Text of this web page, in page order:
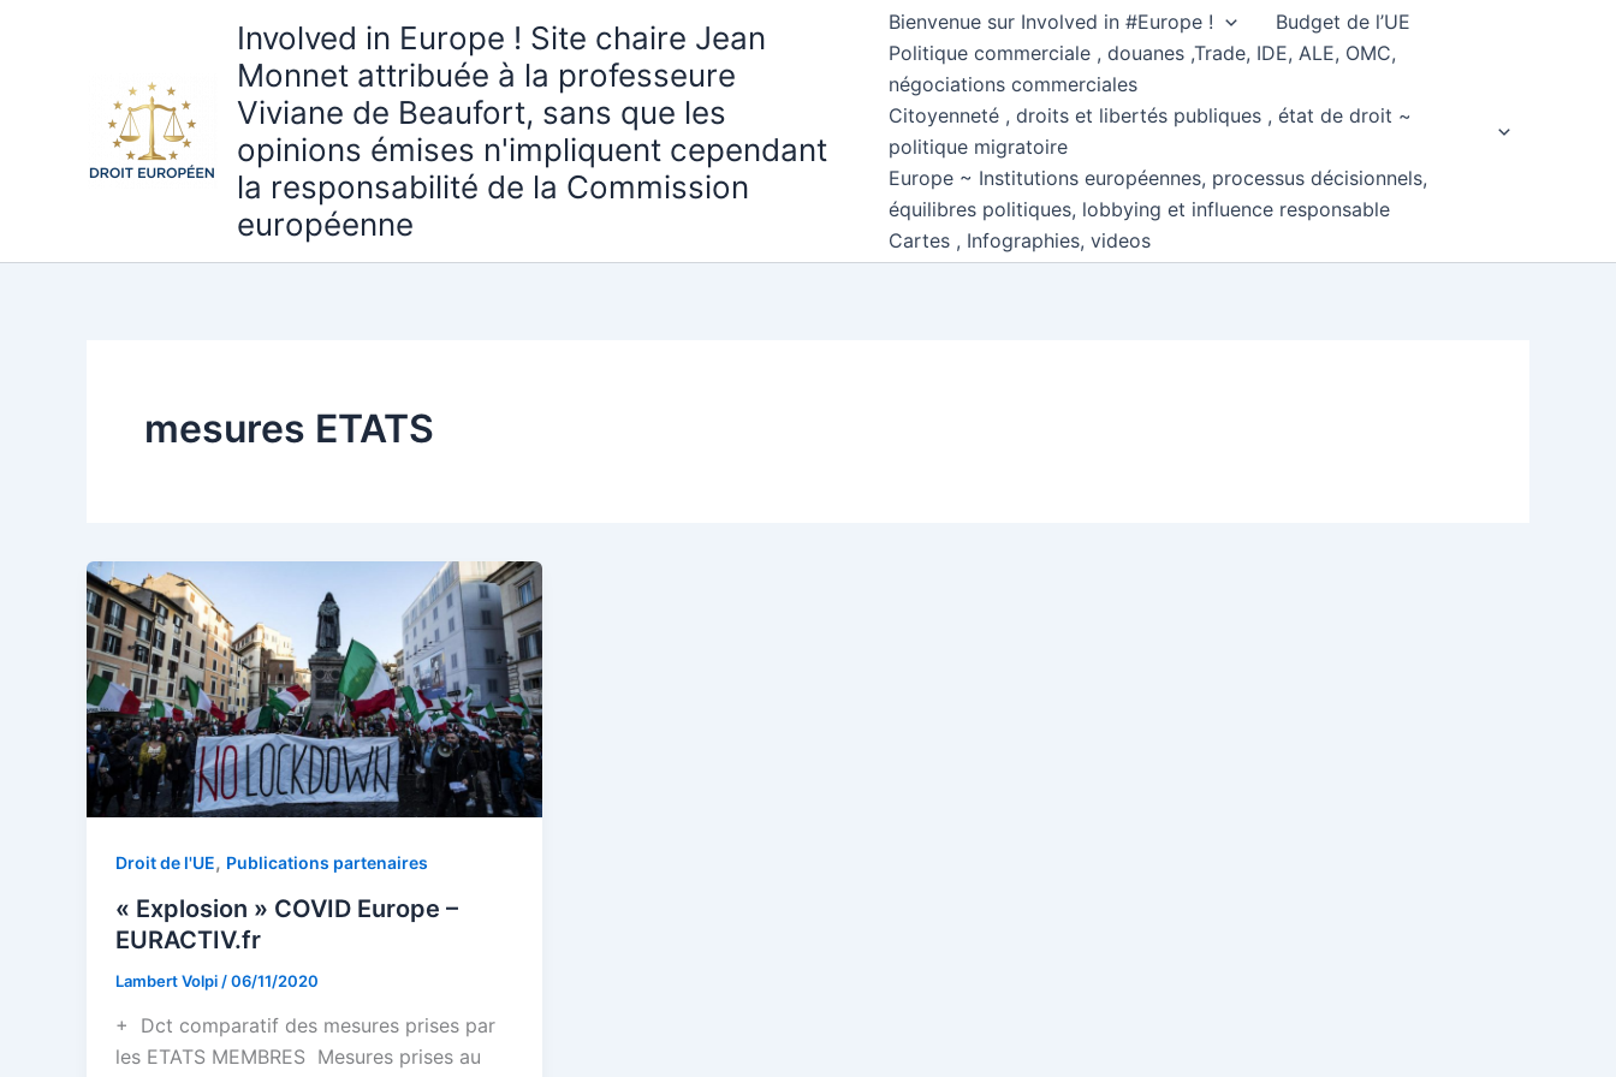
Involved in Europe ! Site chaire Jean
Monnet attribuée à la professeure
Viviane de Beaufort, sans que les
opinions émises n'impliquent cependant
la responsabilité de la Commission
européenne
Bienvenue sur Involved in #Europe !
Budget de l’UE
Politique commerciale , douanes ,Trade, IDE, ALE, OMC,
négociations commerciales
Citoyenneté , droits et libertés publiques , état de droit ~
politique migratoire
Europe ~ Institutions européennes, processus décisionnels,
équilibres politiques, lobbying et influence responsable
Cartes , Infographies, videos
mesures ETATS
Droit de l'UE, Publications partenaires
« Explosion » COVID Europe –
EURACTIV.fr
Lambert Volpi /06/11/2020
+ Dct comparatif des mesures prises par
les ETATS MEMBRES Mesures prises au